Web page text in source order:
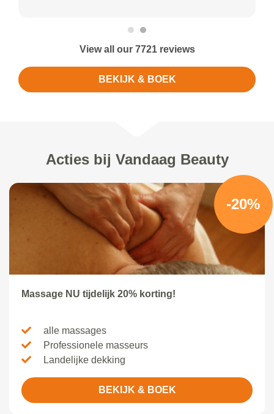
View all our 7721 reviews
BEKIJK & BOEK
Acties bij Vandaag Beauty
-20%
Massage NU tijdelijk 20% korting!
alle massages
Professionele masseurs
Landelijke dekking
BEKIJK & BOEK